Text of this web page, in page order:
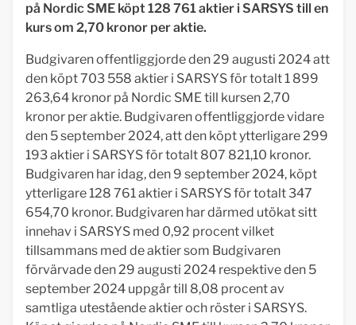
på Nordic SME köpt 128 761 aktier i SARSYS till en
kurs om 2,70 kronor per aktie.
Budgivaren offentliggjorde den 29 augusti 2024 att
den köpt 703 558 aktier i SARSYS för totalt 1 899
263,64 kronor på Nordic SME till kursen 2,70
kronor per aktie. Budgivaren offentliggjorde vidare
den 5 september 2024, att den köpt ytterligare 299
193 aktier i SARSYS för totalt 807 821,10 kronor.
Budgivaren har idag, den 9 september 2024, köpt
ytterligare 128 761 aktier i SARSYS för totalt 347
654,70 kronor. Budgivaren har därmed utökat sitt
innehav i SARSYS med 0,92 procent vilket
tillsammans med de aktier som Budgivaren
förvärvade den 29 augusti 2024 respektive den 5
september 2024 uppgår till 8,08 procent av
samtliga utestående aktier och röster i SARSYS.